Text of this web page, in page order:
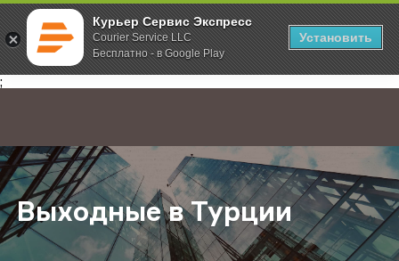
Курьер Сервис Экспресс
Courier Service LLC
Бесплатно - в Google Play
Установить
;
Главная О компании Новости Выходные в Турции
Выходные в Турции